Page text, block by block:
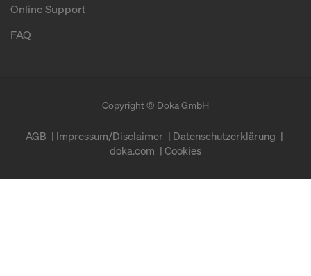
Online Support
FAQ
Copyright © Doka GmbH
AGB Impressum/Disclaimer
Datenschutzerklärung
doka.com
Cookies